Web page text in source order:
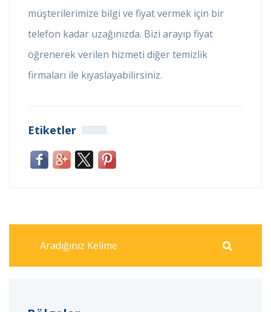
müşterilerimize bilgi ve fiyat vermek için bir
telefon kadar uzağınızda. Bizi arayıp fiyat
öğrenerek verilen hizmeti diğer temizlik
firmaları ile kıyaslayabilirsiniz.
Etiketler